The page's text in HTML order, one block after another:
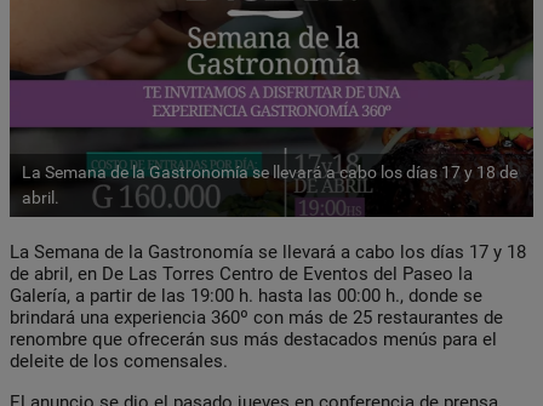
La Semana de la Gastronomía se llevará a cabo los días 17 y 18 de
abril.
La Semana de la Gastronomía se llevará a cabo los días 17 y 18
de abril, en De Las Torres Centro de Eventos del Paseo la
Galería, a partir de las 19:00 h. hasta las 00:00 h., donde se
brindará una experiencia 360º con más de 25 restaurantes de
renombre que ofrecerán sus más destacados menús para el
deleite de los comensales.